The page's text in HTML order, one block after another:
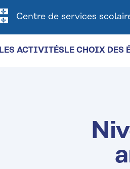
Centre de services
LES ACTIVITÉSLE CHOIX DES